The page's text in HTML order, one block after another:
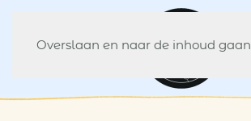
Overslaan en naar de inhoud gaan